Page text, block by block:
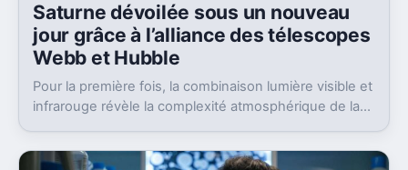
Saturne dévoilée sous un nouveau
jour grâce à l’alliance des télescopes
Webb et Hubble
Pour la première fois, la combinaison lumière visible et
infrarouge révèle la complexité atmosphérique de la